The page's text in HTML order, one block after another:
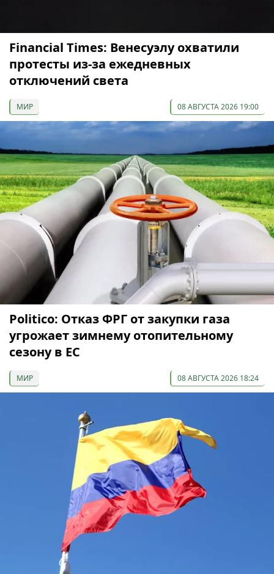
Financial Times: Венесуэлу охватили
протесты из-за ежедневных
отключений света
МИР 08 АВГУСТА 2026 19:00
Politico: Отказ ФРГ от закупки газа
угрожает зимнему отопительному
сезону в ЕС
МИР 08 АВГУСТА 2026 18:24